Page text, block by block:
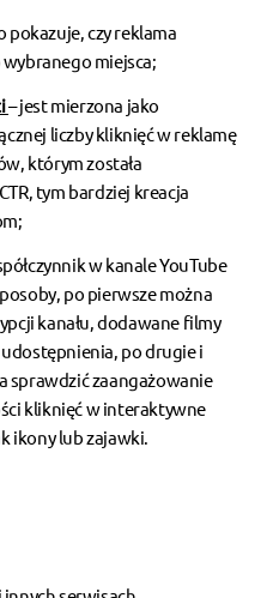
pokazuje, czy reklama
miejsca;
– jest mierzona jako
liczby kliknięć w reklamę
którym została
tym bardziej kreacja
w kanale YouTube
po pierwsze można
kanału, dodawane filmy
po drugie i
sprawdzić zaangażowanie
kliknięć w interaktywne
ikony lub zajawki.